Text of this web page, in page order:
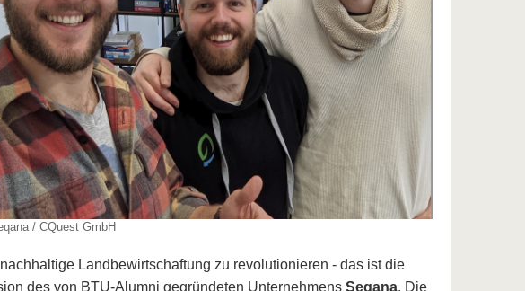
/ CQuest GmbH
Landbewirtschaftung zu revolutionieren - das ist die
des von BTU-Alumni gegründeten UnternehmensSeqana. Die